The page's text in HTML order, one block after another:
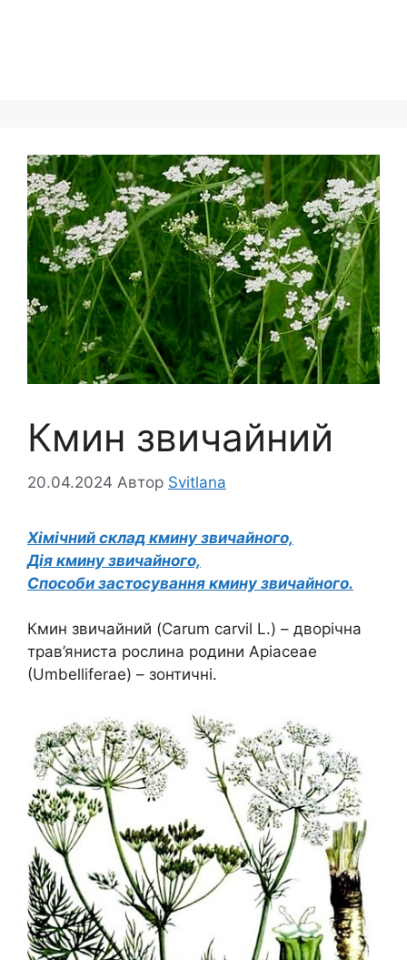
Кмин звичайний
20.04.2024 Автор Svitlana
Хімічний склад кмину звичайного,
Дія кмину звичайного,
Способи застосування кмину звичайного.
Кмин звичайний (Carum carvil L.) – дворічна
трав’яниста рослина родини Apiaceae
(Umbelliferae) – зонтичні.